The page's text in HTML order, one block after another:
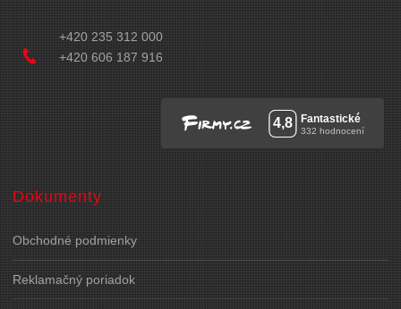
+420 235 312 000
+420 606 187 916
Dokumenty
Obchodné podmienky
Reklamačný poriadok